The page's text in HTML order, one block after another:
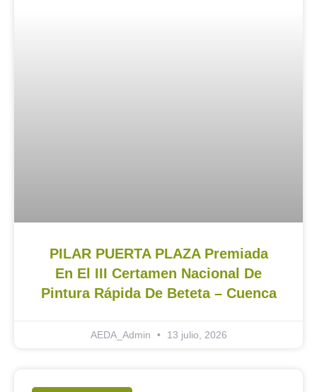
PILAR PUERTA PLAZA Premiada
En El III Certamen Nacional De
Pintura Rápida De Beteta – Cuenca
AEDA_Admin 13 julio, 2026